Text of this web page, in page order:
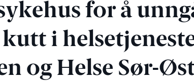
for å
i
og Helse Sør-